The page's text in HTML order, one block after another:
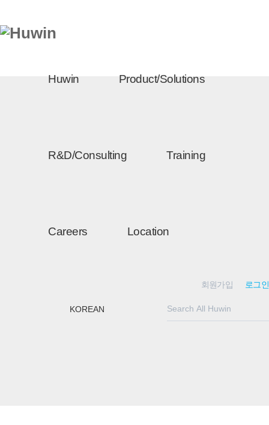
Huwin Product/Solutions
R&D/Consulting Training
Careers Location
KOREAN
회원가입 로그인